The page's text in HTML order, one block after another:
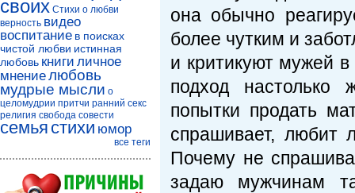
она обычно
более чутким и
и критикуют мужей
подход
попытки продать
спрашивает, любит
Почему не
задаю мужчинам
своих Стихи о любви
верность видео
воспитание в поисках
чистой любви истинная
любовь книги личное
мнениелюбовь
мудрые мысли о
целомудрии притчи ранний секс
религия свобода совести
семья стихи юмор
все теги